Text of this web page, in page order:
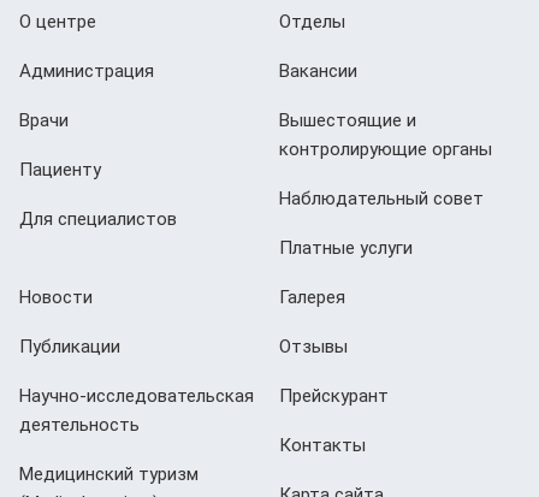
О центре
Администрация
Врачи
Пациенту
Для специалистов
Отделы
Вакансии
Вышестоящие и
контролирующие органы
Наблюдательный совет
Платные услуги
Новости
Публикации
Научно-исследовательская
деятельность
Медицинский туризм
Галерея
Отзывы
Прейскурант
Контакты